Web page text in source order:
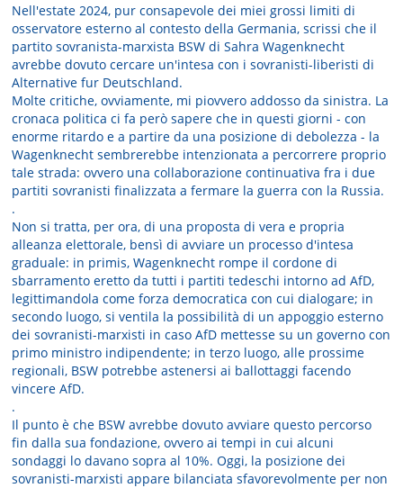
Nell'estate 2024, pur consapevole dei miei grossi limiti di
osservatore esterno al contesto della Germania, scrissi che il
partito sovranista-marxista BSW di Sahra Wagenknecht
avrebbe dovuto cercare un'intesa con i sovranisti-liberisti di
Alternative fur Deutschland.
Molte critiche, ovviamente, mi piovvero addosso da sinistra. La
cronaca politica ci fa però sapere che in questi giorni - con
enorme ritardo e a partire da una posizione di debolezza - la
Wagenknecht sembrerebbe intenzionata a percorrere proprio
tale strada: ovvero una collaborazione continuativa fra i due
partiti sovranisti finalizzata a fermare la guerra con la Russia.
.
Non si tratta, per ora, di una proposta di vera e propria
alleanza elettorale, bensì di avviare un processo d'intesa
graduale: in primis, Wagenknecht rompe il cordone di
sbarramento eretto da tutti i partiti tedeschi intorno ad AfD,
legittimandola come forza democratica con cui dialogare; in
secondo luogo, si ventila la possibilità di un appoggio esterno
dei sovranisti-marxisti in caso AfD mettesse su un governo con
primo ministro indipendente; in terzo luogo, alle prossime
regionali, BSW potrebbe astenersi ai ballottaggi facendo
vincere AfD.
.
Il punto è che BSW avrebbe dovuto avviare questo percorso
fin dalla sua fondazione, ovvero ai tempi in cui alcuni
sondaggi lo davano sopra al 10%. Oggi, la posizione dei
sovranisti-marxisti appare bilanciata sfavorevolmente per non